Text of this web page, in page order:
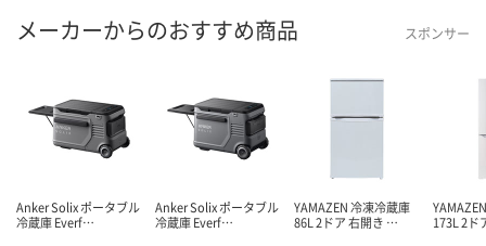
メーカーからのおすすめ商品 スポンサー
Anker Solix ポータブル
冷蔵庫 Everf…
Anker Solix ポータブル
冷蔵庫 Everf…
YAMAZEN 冷凍冷蔵庫
86L 2ドア 右開き …
173L 2